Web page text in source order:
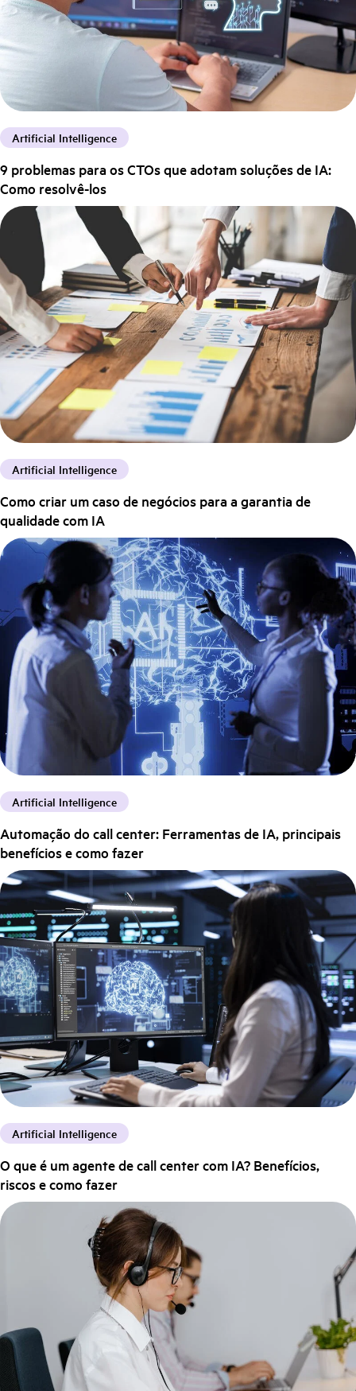
Artificial Intelligence
9 problemas para os CTOs que adotam soluções de IA:
Como resolvê-los
Artificial Intelligence
Como criar um caso de negócios para a garantia de
qualidade com IA
Artificial Intelligence
Automação do call center: Ferramentas de IA, principais
benefícios e como fazer
Artificial Intelligence
O que é um agente de call center com IA? Benefícios,
riscos e como fazer